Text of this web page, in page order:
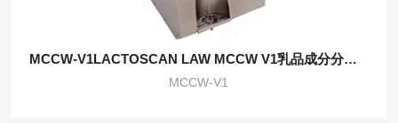
MCCW-V1LACTOSCAN LAW MCCW V1乳品成分分析仪
MCCW-V1